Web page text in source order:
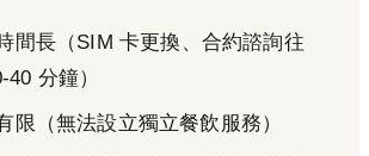
間長（SIM 卡更換、合約諮詢往
分鐘）
限（無法設立獨立餐飲服務）